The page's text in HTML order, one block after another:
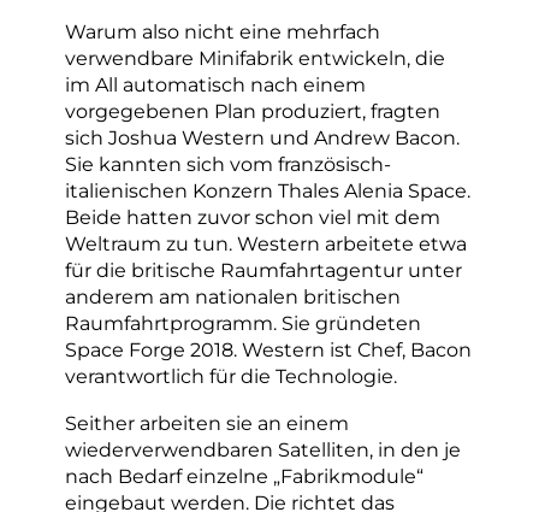
Warum also nicht eine mehrfach
verwendbare Minifabrik entwickeln, die
im All automatisch nach einem
vorgegebenen Plan produziert, fragten
sich Joshua Western und Andrew Bacon.
Sie kannten sich vom französisch-
italienischen Konzern Thales Alenia Space.
Beide hatten zuvor schon viel mit dem
Weltraum zu tun. Western arbeitete etwa
für die britische Raumfahrtagentur unter
anderem am nationalen britischen
Raumfahrtprogramm. Sie gründeten
Space Forge 2018. Western ist Chef, Bacon
verantwortlich für die Technologie.
Seither arbeiten sie an einem
wiederverwendbaren Satelliten, in den je
nach Bedarf einzelne „Fabrikmodule“
eingebaut werden. Die richtet das